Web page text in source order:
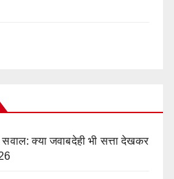
क्या जवाबदेही भी सत्ता देखकर